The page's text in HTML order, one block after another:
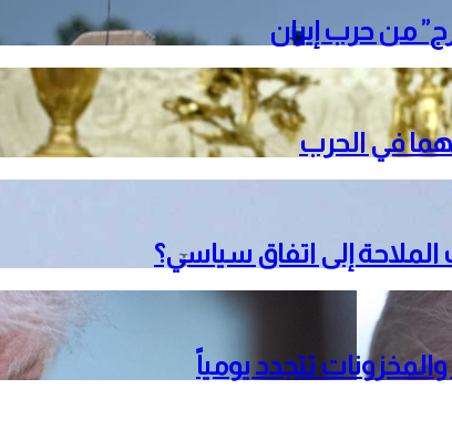
من حرب إيران
في الحرب
إلى اتفاق سياسي؟
تتجدد يومياً